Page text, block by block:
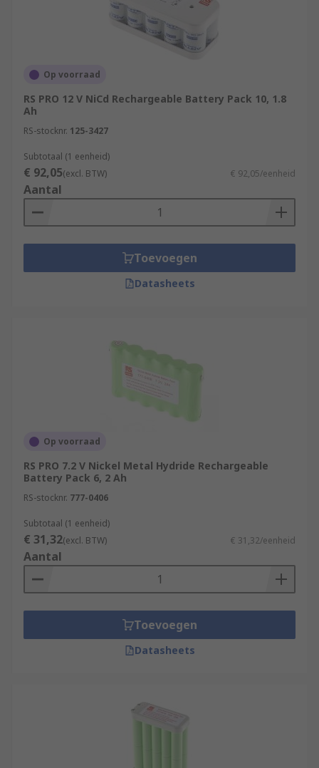
Op voorraad
RS PRO 12 V NiCd Rechargeable Battery Pack 10, 1.8
Ah
RS-stocknr. 125-3427
Subtotaal (1 eenheid)
€ 92,05(excl. BTW) € 92,05/eenheid
Aantal
Toevoegen
Datasheets
Op voorraad
RS PRO 7.2 V Nickel Metal Hydride Rechargeable
Battery Pack 6, 2 Ah
RS-stocknr. 777-0406
Subtotaal (1 eenheid)
€ 31,32(excl. BTW) € 31,32/eenheid
Aantal
Toevoegen
Datasheets